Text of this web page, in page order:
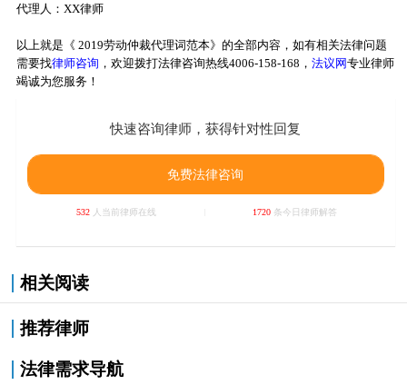
代理人：XX律师
以上就是《 2019劳动仲裁代理词范本》的全部内容，如有相关法律问题
需要找律师咨询 ，欢迎拨打法律咨询热线4006-158-168， 法议网专业律师
竭诚为您服务！
快速咨询律师，获得针对性回复
免费法律咨询
532 人当前律师在线 1720条今日律师解答
相关阅读
推荐律师
法律需求导航